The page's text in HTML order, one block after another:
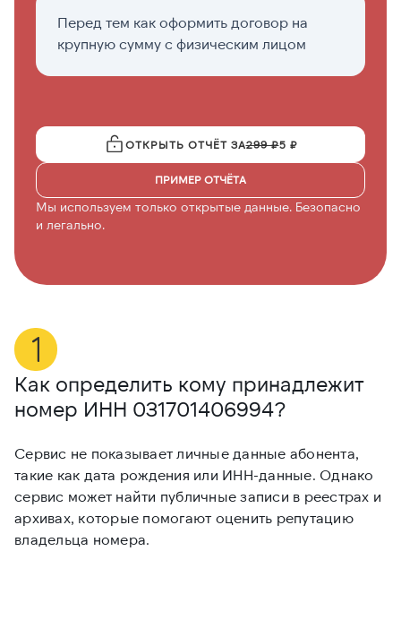
Перед тем как оформить договор на
крупную сумму с физическим лицом
ОТКРЫТЬ ОТЧЁТ ЗА299 ₽5 ₽
ПРИМЕР ОТЧЁТА
Мы используем только открытые данные. Безопасно
и легально.
Как определить кому принадлежит
номер ИНН 031701406994?
Сервис не показывает личные данные абонента,
такие как дата рождения или ИНН-данные. Однако
сервис может найти публичные записи в реестрах и
архивах, которые помогают оценить репутацию
владельца номера.